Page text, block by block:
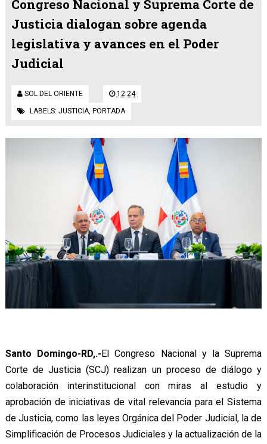
Congreso Nacional y Suprema Corte de
Justicia dialogan sobre agenda
legislativa y avances en el Poder
Judicial
SOL DEL ORIENTE 12:24
LABELS: JUSTICIA, PORTADA
Santo Domingo-RD,.-El Congreso Nacional y la Suprema
Corte de Justicia (SCJ) realizan un proceso de diálogo y
colaboración interinstitucional con miras al estudio y
aprobación de iniciativas de vital relevancia para el Sistema
de Justicia, como las leyes Orgánica del Poder Judicial, la de
Simplificación de Procesos Judiciales y la actualización de la